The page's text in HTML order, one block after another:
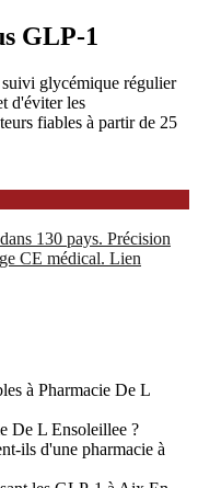
GLP-1
glycémique régulier
d'éviter les
fiables à partir de 25
130 pays. Précision
CE médical. Lien
à Pharmacie De L
De L Ensoleillee ?
ils d'une pharmacie à